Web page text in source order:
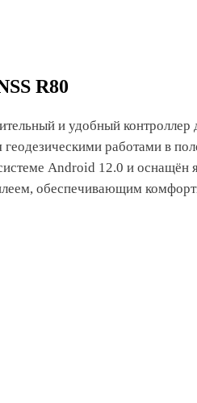
R80
и удобный контроллер
работами в
Android 12.0 и оснащён
обеспечивающим